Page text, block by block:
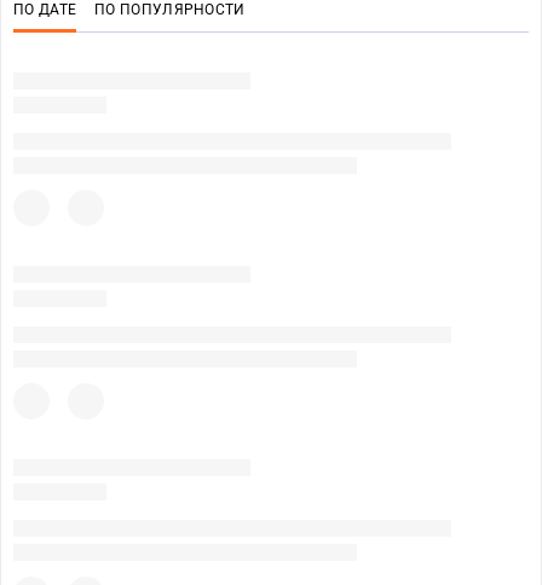
ПО ДАТЕ ПО ПОПУЛЯРНОСТИ